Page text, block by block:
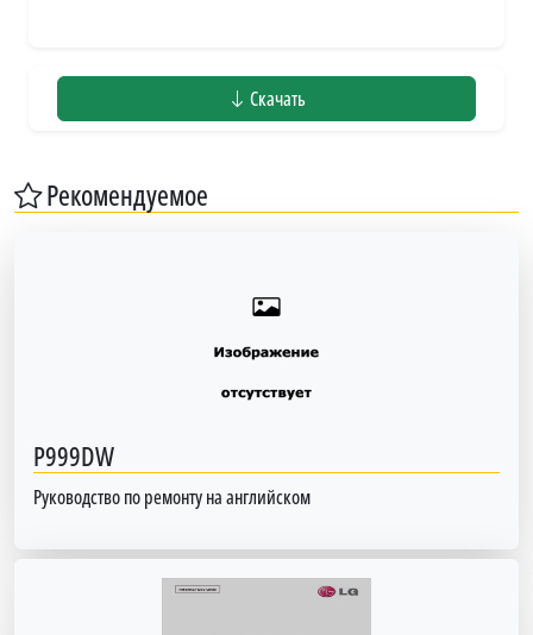
Скачать
Рекомендуемое
P999DW
Руководство по ремонту на английском